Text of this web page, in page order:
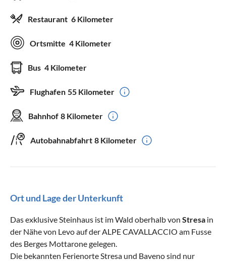
Restaurant 6 Kilometer
Ortsmitte 4 Kilometer
Bus 4 Kilometer
Flughafen 55 Kilometer
Bahnhof 8 Kilometer
Autobahnabfahrt 8 Kilometer
Ort und Lage der Unterkunft
Das exklusive Steinhaus ist im Wald oberhalb von Stresa in
der Nähe von Levo auf der ALPE CAVALLACCIO am Fusse
des Berges Mottarone gelegen.
Die bekannten Ferienorte Stresa und Baveno sind nur